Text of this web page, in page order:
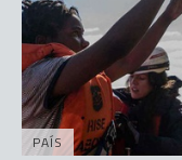
PAÍS